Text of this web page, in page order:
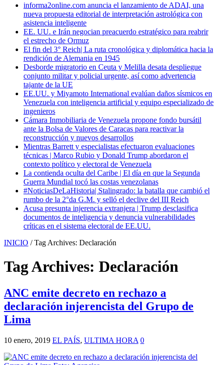
informa2online.com anuncia el lanzamiento de ADAI, una
nueva propuesta editorial de interpretación astrológica con
asistencia inteligente
EE. UU. e Irán negocian preacuerdo estratégico para reabrir
el estrecho de Ormuz
El fin del 3° Reich| La ruta cronológica y diplomática hacia la
rendición de Alemania en 1945
Desborde migratorio en Ceuta y Melilla desata despliegue
conjunto militar y policial urgente, así como advertencia
tajante de la UE
EE.UU. y Miyamoto International evalúan daños sísmicos en
Venezuela con inteligencia artificial y equipo especializado de
ingenieros
Cámara Inmobiliaria de Venezuela propone fondo bursátil
ante la Bolsa de Valores de Caracas para reactivar la
reconstrucción y nuevos desarrollos
Mientras Barrett y especialistas efectuaron evaluaciones
técnicas | Marco Rubio y Donald Trump abordaron el
contexto político y electoral de Venezuela
La contienda oculta del Caribe | El día en que la Segunda
Guerra Mundial tocó las costas venezolanas
#NoticiasDeLaHistoria| Stalingrado: la batalla que cambió el
rumbo de la 2°da G.M. y selló el declive del III Reich
Acusa presunta injerencia extranjera | Trump desclasifica
documentos de inteligencia y denuncia vulnerabilidades
críticas en el sistema electoral de EE.UU.
INICIO / Tag Archives: Declaración
Tag Archives: Declaración
ANC emite decreto en rechazo a
declaración injerencista del Grupo de
Lima
10 enero, 2019 EL PAÍS, ULTIMA HORA 0